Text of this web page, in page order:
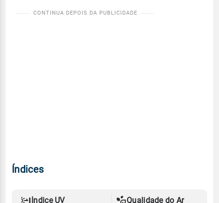
Índices
Índice UV Qualidade do Ar